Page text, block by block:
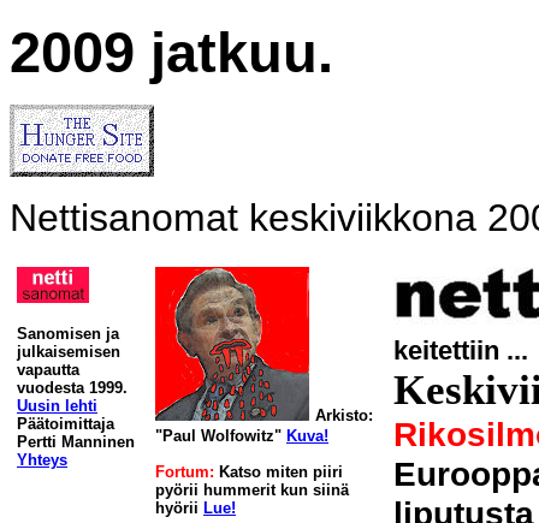
2009 jatkuu.
Nettisanomat keskiviikkona
Sanomisen ja
julkaisemisen
vapautta
vuodesta 1999.
Uusin lehti
Päätoimittaja
Pertti Manninen
Yhteys
Arkisto:
"Paul Wolfowitz" Kuva!
Fortum: Katso miten piiri
pyörii hummerit kun siinä
hyörii Lue!
keitettiin ...